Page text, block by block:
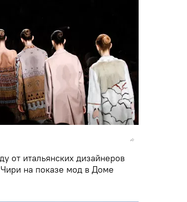
от итальянских дизайнеров
на показе мод в Доме